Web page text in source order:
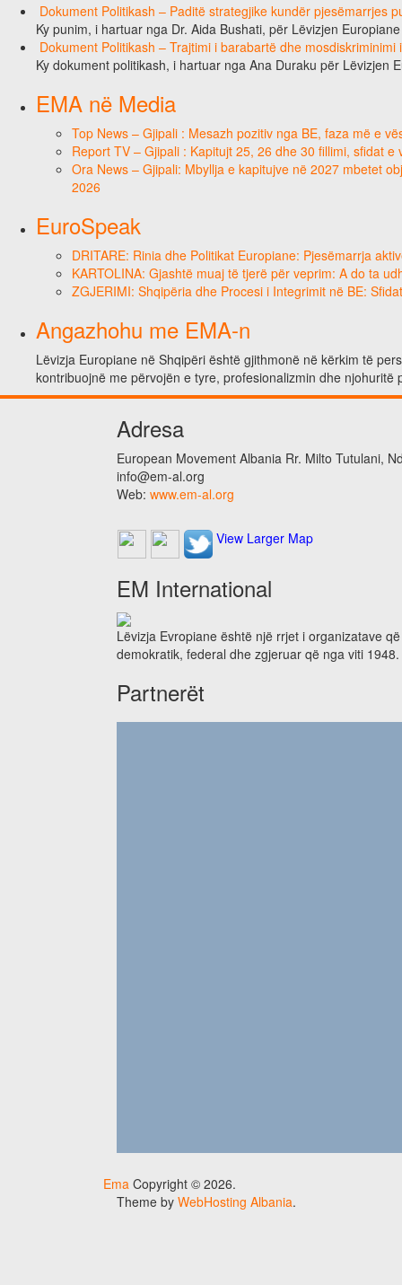
Dokument Politikash – Paditë strategjike kundër pjesëmarrjes
Ky punim, i hartuar nga Dr. Aida Bushati, për Lëvizjen
Dokument Politikash – Trajtimi i barabartë dhe
Ky dokument politikash, i hartuar nga Ana Duraku për Lëvizjen
EMA në Media
Top News – Gjipali : Mesazh pozitiv nga BE, faza më e
Report TV – Gjipali : Kapitujt 25, 26 dhe 30 fillimi, sfidat
Ora News – Gjipali: Mbyllja e kapitujve në 2027 mbetet
2026
EuroSpeak
DRITARE: Rinia dhe Politikat Europiane: Pjesëmarrja
KARTOLINA: Gjashtë muaj të tjerë për veprim: A do ta
ZGJERIMI: Shqipëria dhe Procesi i Integrimit në BE:
Angazhohu me EMA-n
Lëvizja Europiane në Shqipëri është gjithmonë në kërkim të
kontribuojnë me përvojën e tyre, profesionalizmin dhe
Adresa
European Movement Albania Rr. Milto Tutulani,
info@em-al.org
Web: www.em-al.org
View Larger Map
EM International
Lëvizja Evropiane është një rrjet i organizatave
demokratik, federal dhe zgjeruar që nga viti 1948.
Partnerët
Ema Copyright © 2026.
Theme by WebHosting Albania.